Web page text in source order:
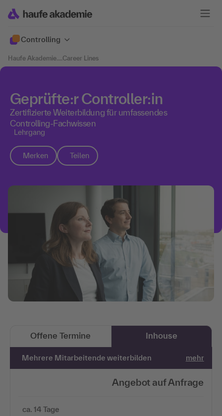
Controlling
Haufe Akademie....Career Lines
Geprüfte:r Controller:in
Zertifizierte Weiterbildung für umfassendes
Controlling-Fachwissen
Lehrgang
Merken Teilen
Offene Termine Inhouse
Mehrere Mitarbeitende weiterbilden mehr
Angebot auf Anfrage
ca. 14 Tage